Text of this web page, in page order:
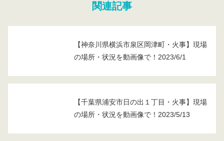
関連記事
【神奈川県横浜市泉区岡津町・火事】現場
の場所・状況を動画像で！2023/6/1
【千葉県浦安市日の出１丁目・火事】現場
の場所・状況を動画像で！2023/5/13